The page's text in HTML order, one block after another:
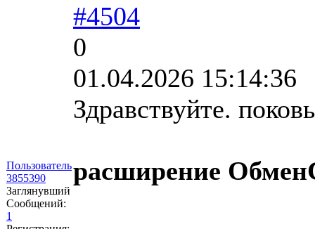
Пользователь
3855390
Заглянувший
Сообщений:
1
#4504
0
01.04.2026 15:14:36
Здравствуйте.
расширение